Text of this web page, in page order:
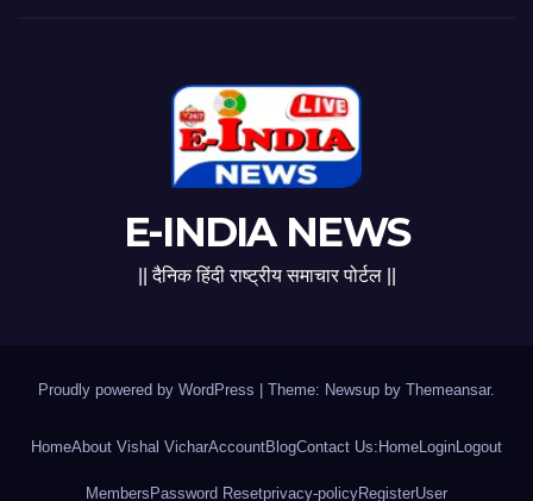
E-INDIA NEWS
|| दैनिक हिंदी राष्ट्रीय समाचार पोर्टल ||
Proudly powered by WordPress | Theme: Newsup by Themeansar.
HomeAbout Vishal VicharAccountBlogContact Us: Home Login Logout
Members Password Resetprivacy-policyRegisterUser